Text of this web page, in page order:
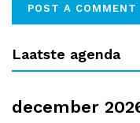
Laatste agenda
december